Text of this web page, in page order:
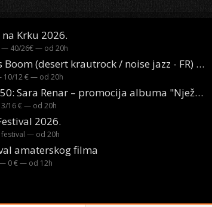
na Krku 2026.
— 40/26€ — od 20h
Oasis Boom (desert krautrock / noise jazz - FR) @ KONTEJNER
10/12 € — od 20h
KSET50: Sara Renar – promocija albuma "Nježne riječi" @ Močvara
16 € — od 20h
2026.
festival — od 20h
amaterskog filma
0 € — od 12h